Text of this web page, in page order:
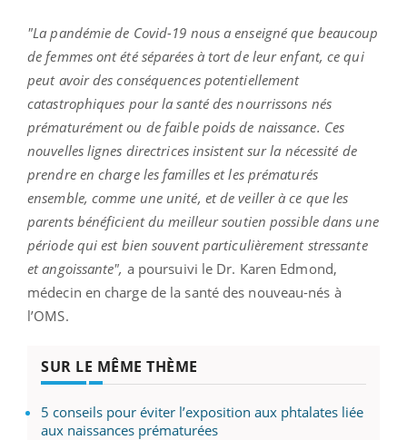
"La pandémie de Covid-19 nous a enseigné que beaucoup
de femmes ont été séparées à tort de leur enfant, ce qui
peut avoir des conséquences potentiellement
catastrophiques pour la santé des nourrissons nés
prématurément ou de faible poids de naissance. Ces
nouvelles lignes directrices insistent sur la nécessité de
prendre en charge les familles et les prématurés
ensemble, comme une unité, et de veiller à ce que les
parents bénéficient du meilleur soutien possible dans une
période qui est bien souvent particulièrement stressante
et angoissante", a poursuivi le Dr. Karen Edmond,
médecin en charge de la santé des nouveau-nés à
l’OMS.
SUR LE MÊME THÈME
5 conseils pour éviter l’exposition aux phtalates liée
aux naissances prématurées